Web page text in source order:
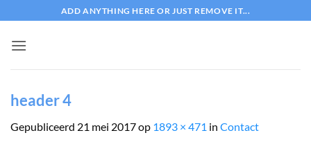
naar
inhoud
ADD ANYTHING HERE OR JUST REMOVE IT...
header 4
Gepubliceerd 21 mei 2017op 1893 × 471 in Contact